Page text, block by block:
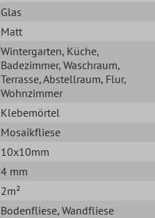
Glas
Matt
Wintergarten, Küche,
Badezimmer, Waschraum,
Terrasse, Abstellraum, Flur,
Wohnzimmer
Klebemörtel
Mosaikfliese
10x10mm
4 mm
2m²
Bodenfliese, Wandfliese